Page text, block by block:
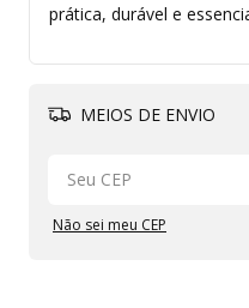
prática, durável e
MEIOS DE ENVIO
Não sei meu CEP